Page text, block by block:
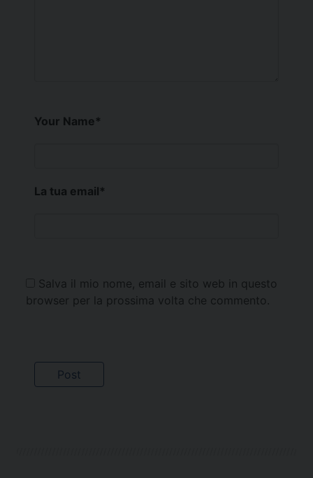
Your Name*
La tua email*
Salva il mio nome, email e sito web in questo
browser per la prossima volta che commento.